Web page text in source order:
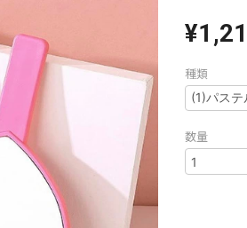
種類
数量